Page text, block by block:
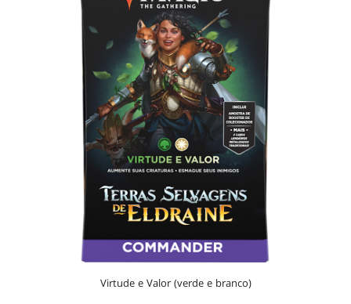
Virtude e Valor (verde e branco)